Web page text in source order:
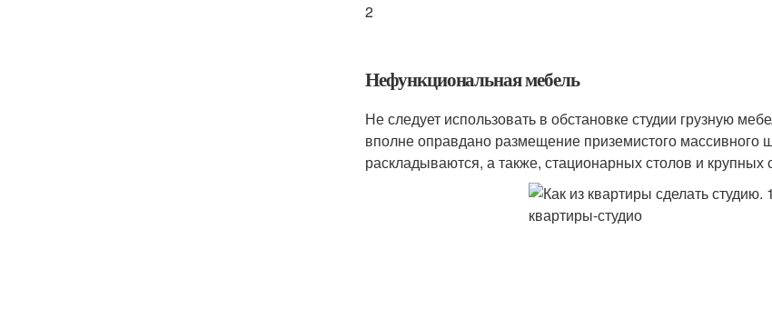
2
Нефункциональная мебель
Не следует использовать в обстановке студии грузную
вполне оправдано размещение приземистого массивного
раскладываются, а также, стационарных столов и крупных